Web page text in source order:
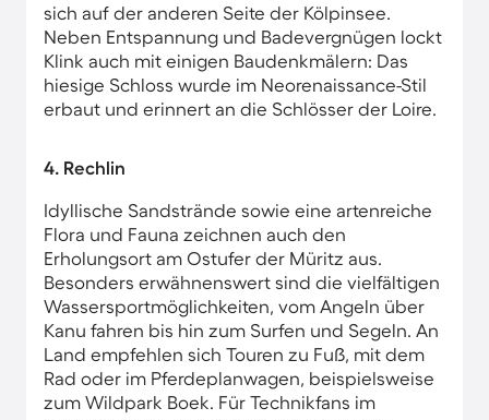
sich auf der anderen Seite der Kölpinsee.
Neben Entspannung und Badevergnügen lockt
Klink auch mit einigen Baudenkmälern: Das
hiesige Schloss wurde im Neorenaissance-Stil
erbaut und erinnert an die Schlösser der Loire.
4. Rechlin
Idyllische Sandstrände sowie eine artenreiche
Flora und Fauna zeichnen auch den
Erholungsort am Ostufer der Müritz aus.
Besonders erwähnenswert sind die vielfältigen
Wassersportmöglichkeiten, vom Angeln über
Kanu fahren bis hin zum Surfen und Segeln. An
Land empfehlen sich Touren zu Fuß, mit dem
Rad oder im Pferdeplanwagen, beispielsweise
zum Wildpark Boek. Für Technikfans im